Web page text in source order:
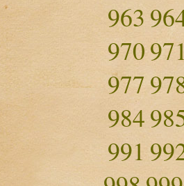
963
970
977
984
991